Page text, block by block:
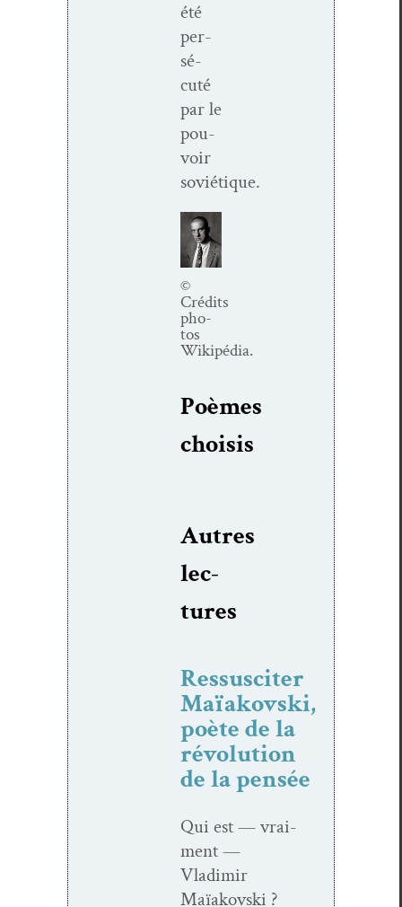
été
per­
sé­
cuté
par le
pou­
voir
soviétique.
©
Crédits
pho­
tos
Wikipédia.
Poèmes
choi­sis
Autres
lec­
tures
Ressusciter
Maïakovski,
poète de la
révolution
de la pensée
Qui est — vrai­
ment —
Vladimir
Maïakovs­ki ?